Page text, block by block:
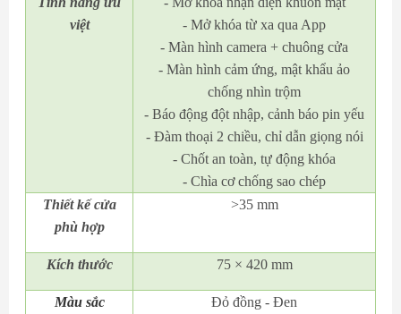
việt
- Mở khóa từ xa qua App
- Màn hình camera + chuông cửa
- Màn hình cảm ứng, mật khẩu ảo
chống nhìn trộm
- Báo động đột nhập, cảnh báo pin yếu
- Đàm thoại 2 chiều, chỉ dẫn giọng nói
- Chốt an toàn, tự động khóa
- Chìa cơ chống sao chép
Thiết kế cửa
phù hợp
>35 mm
Kích thước 75 × 420 mm
Màu sắc Đỏ đồng - Đen